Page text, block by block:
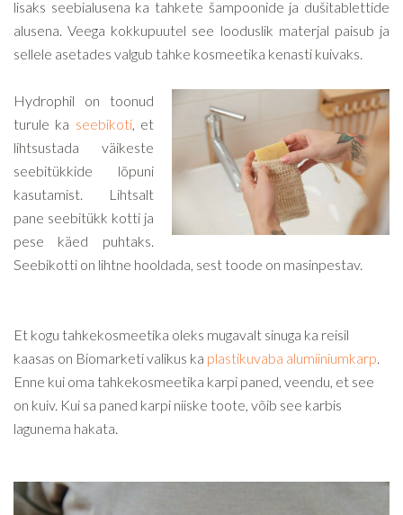
lisaks seebialusena ka tahkete šampoonide ja dušitablettide
alusena. Veega kokkupuutel see looduslik materjal paisub ja
sellele asetades valgub tahke kosmeetika kenasti kuivaks.
Hydrophil on toonud
turule ka seebikoti, et
lihtsustada väikeste
seebitükkide lõpuni
kasutamist. Lihtsalt
pane seebitükk kotti ja
pese käed puhtaks.
Seebikotti on lihtne hooldada, sest toode on masinpestav.
Et kogu tahkekosmeetika oleks mugavalt sinuga ka reisil
kaasas on Biomarketi valikus ka plastikuvaba alumiiniumkarp.
Enne kui oma tahkekosmeetika karpi paned, veendu, et see
on kuiv. Kui sa paned karpi niiske toote, võib see karbis
lagunema hakata.